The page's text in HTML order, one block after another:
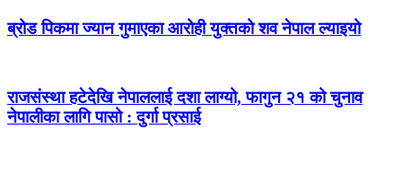
ब्रोड पिकमा ज्यान गुमाएका आरोही युक्तको शव नेपाल ल्याइयो
राजसंस्था हटेदेखि नेपाललाई दशा लाग्यो, फागुन २१ को चुनाव
नेपालीका लागि पासो : दुर्गा प्रसाई